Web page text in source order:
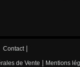
Contact|
de Vente Mentions